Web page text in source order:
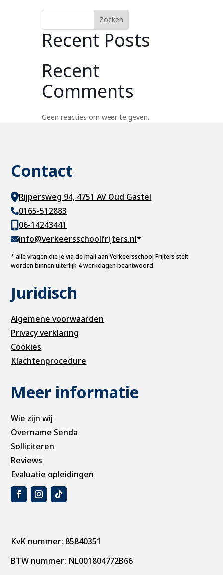
Zoeken
Recent Posts
Recent
Comments
Geen reacties om weer te geven.
Contact
Rijpersweg 94, 4751 AV Oud Gastel
0165-512883
06-14243441
info@verkeersschoolfrijters.nl*
*alle vragen die je via de mail aan Verkeersschool Frijters stelt
worden binnen uiterlijk 4 werkdagen beantwoord.
Juridisch
Algemene voorwaarden
Privacy verklaring
Cookies
Klachtenprocedure
Meer informatie
Wie zijn wij
Overname Senda
Solliciteren
Reviews
Evaluatie opleidingen
KvK nummer: 85840351
BTW nummer: NL001804772B66